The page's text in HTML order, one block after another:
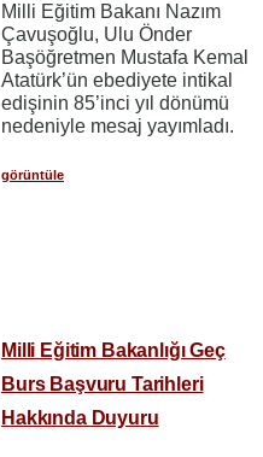
Milli Eğitim Bakanı Nazım
Çavuşoğlu, Ulu Önder
Başöğretmen Mustafa Kemal
Atatürk’ün ebediyete intikal
edişinin 85’inci yıl dönümü
nedeniyle mesaj yayımladı.
görüntüle
Milli Eğitim Bakanlığı Geç
Burs Başvuru Tarihleri
Hakkında Duyuru